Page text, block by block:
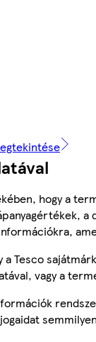
hogy a
a Tesco
vagy a